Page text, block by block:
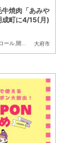
大府市
牛焼肉「あみや
成町に4/15(月)
ール,開店 親子,家族